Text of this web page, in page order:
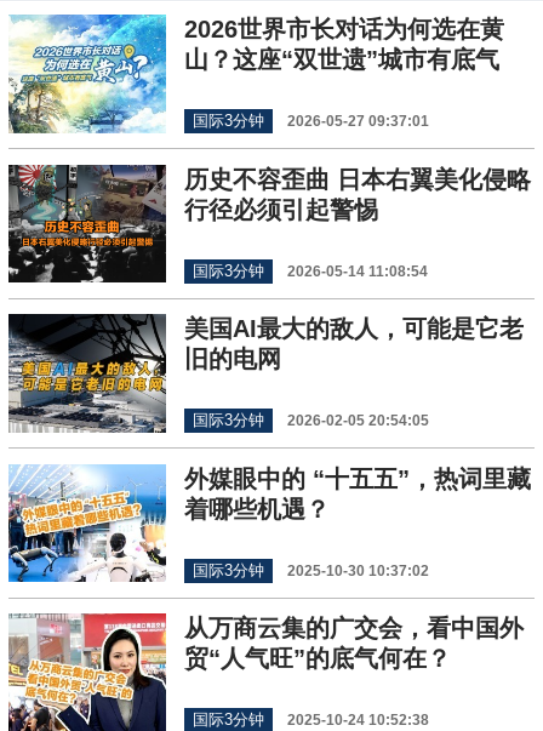
2026世界市长对话为何选在黄
山？这座“双世遗”城市有底气
国际3分钟 2026-05-27 09:37:01
历史不容歪曲 日本右翼美化侵略
行径必须引起警惕
国际3分钟 2026-05-14 11:08:54
美国AI最大的敌人，可能是它老
旧的电网
国际3分钟 2026-02-05 20:54:05
外媒眼中的 “十五五”，热词里藏
着哪些机遇？
国际3分钟 2025-10-30 10:37:02
从万商云集的广交会，看中国外
贸“人气旺”的底气何在？
国际3分钟 2025-10-24 10:52:38